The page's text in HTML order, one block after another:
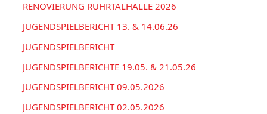
RENOVIERUNG RUHRTALHALLE 2026
JUGENDSPIELBERICHT 13. & 14.06.26
JUGENDSPIELBERICHT
JUGENDSPIELBERICHTE 19.05. & 21.05.26
JUGENDSPIELBERICHT 09.05.2026
JUGENDSPIELBERICHT 02.05.2026